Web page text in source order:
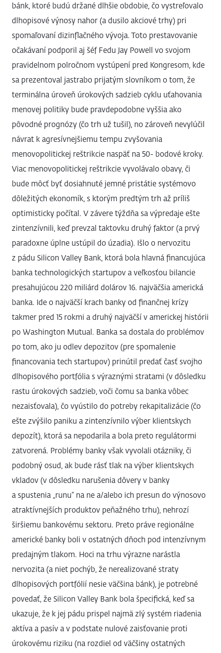
bánk, ktoré budú držané dlhšie obdobie, čo vystreľovalo
dlhopisové výnosy nahor (a dusilo akciové trhy) pri
spomaľovaní dizinflačného vývoja. Toto prestavovanie
očakávaní podporil aj šéf Fedu Jay Powell vo svojom
pravidelnom polročnom vystúpení pred Kongresom, kde
sa prezentoval jastrabo prijatým slovníkom o tom, že
terminálna úroveň úrokových sadzieb cyklu uťahovania
menovej politiky bude pravdepodobne vyššia ako
pôvodné prognózy (čo trh už tušil), no zároveň nevylúčil
návrat k agresívnejšiemu tempu zvyšovania
menovopolitickej reštrikcie naspäť na 50- bodové kroky.
Viac menovopolitickej reštrikcie vyvolávalo obavy, či
bude môcť byť dosiahnuté jemné pristátie systémovo
dôležitých ekonomík, s ktorým predtým trh až príliš
optimisticky počítal. V závere týždňa sa výpredaje ešte
zintenzívnili, keď prevzal taktovku druhý faktor (a prvý
paradoxne úplne ustúpil do úzadia). Išlo o nervozitu
z pádu Silicon Valley Bank, ktorá bola hlavná financujúca
banka technologických startupov a veľkosťou bilancie
presahujúcou 220 miliárd dolárov 16. najväčšia americká
banka. Ide o najväčší krach banky od finančnej krízy
takmer pred 15 rokmi a druhý najväčší v americkej histórii
po Washington Mutual. Banka sa dostala do problémov
po tom, ako ju odlev depozitov (pre spomalenie
financovania tech startupov) prinútil predať časť svojho
dlhopisového portfólia s výraznými stratami (v dôsledku
rastu úrokových sadzieb, voči čomu sa banka vôbec
nezaisťovala), čo vyústilo do potreby rekapitalizácie (čo
ešte zvýšilo paniku a zintenzívnilo výber klientskych
depozít), ktorá sa nepodarila a bola preto regulátormi
zatvorená. Problémy banky však vyvolali otázniky, či
podobný osud, ak bude rásť tlak na výber klientskych
vkladov (v dôsledku narušenia dôvery v banky
a spustenia „runu“ na ne a/alebo ich presun do výnosovo
atraktívnejších produktov peňažného trhu), nehrozí
širšiemu bankovému sektoru. Preto práve regionálne
americké banky boli v ostatných dňoch pod intenzívnym
predajným tlakom. Hoci na trhu výrazne narástla
nervozita (a niet pochýb, že nerealizované straty
dlhopisových portfólií nesie väčšina bánk), je potrebné
povedať, že Silicon Valley Bank bola špecifická, keď sa
ukazuje, že k jej pádu prispel najmä zlý systém riadenia
aktíva a pasív a v podstate nulové zaisťovanie proti
úrokovému riziku (na rozdiel od väčšiny ostatných